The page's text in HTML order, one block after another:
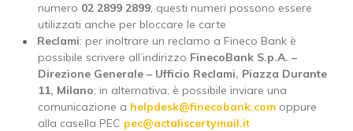
numero 02 2899 2899; questi numeri possono essere
utilizzati anche per bloccare le carte
Reclami: per inoltrare un reclamo a Fineco Bank è
possibile scrivere all’indirizzo FinecoBank S.p.A. –
Direzione Generale – Ufficio Reclami, Piazza Durante
11, Milano; in alternativa, è possibile inviare una
comunicazione a helpdesk@finecobank.com oppure
alla casella PEC pec@actaliscertymail.it